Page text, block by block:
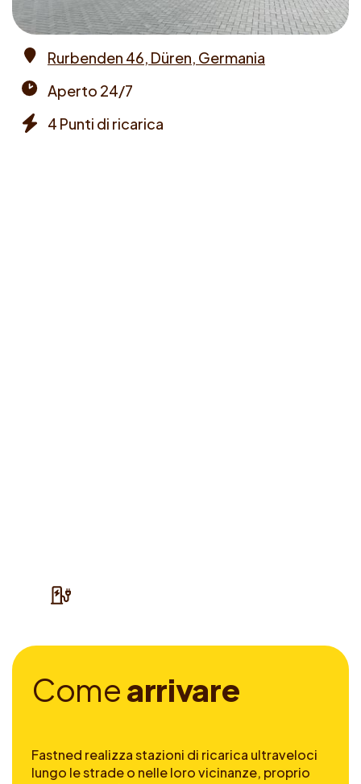
Rurbenden 46, Düren, Germania
times
Aperto 24/7
4 Punti di ricarica
Comearrivare
Fastned realizza stazioni di ricarica ultraveloci
lungo le strade o nelle loro vicinanze, proprio